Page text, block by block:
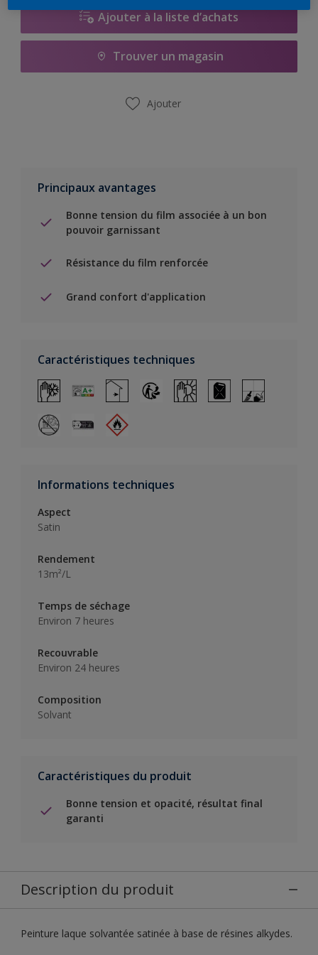
Ajouter à la liste d’achats
Trouver un magasin
Ajouter
Principaux avantages
Bonne tension du film associée à un bon
pouvoir garnissant
Résistance du film renforcée
Grand confort d'application
Caractéristiques techniques
Informations techniques
Aspect
Satin
Rendement
13m²/L
Temps de séchage
Environ 7 heures
Recouvrable
Environ 24 heures
Composition
Solvant
Caractéristiques du produit
Bonne tension et opacité, résultat final
garanti
Description du produit
Peinture laque solvantée satinée à base de résines alkydes.